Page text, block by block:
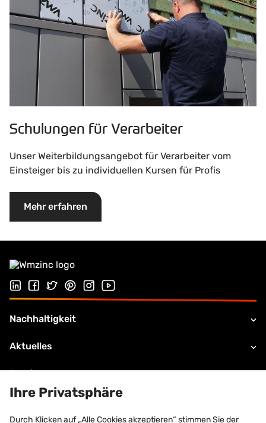
Schulungen für Verarbeiter
Unser Weiterbildungsangebot für Verarbeiter vom
Einsteiger bis zu individuellen Kursen für Profis
Mehr erfahren
Folgen Sie uns auf LinkedIn
Folgen Sie uns auf Facebook
Folgen Sie uns auf Twitter
Folgen Sie uns auf Pinterest
Folgen Sie uns auf Instagram
Besuchen Sie unseren Youtube
Nachhaltigkeit
Aktuelles
Service
Gebäudehülle
Ihre Privatsphäre
Durch Klicken auf „Alle Cookies akzeptieren“ stimmen Sie der